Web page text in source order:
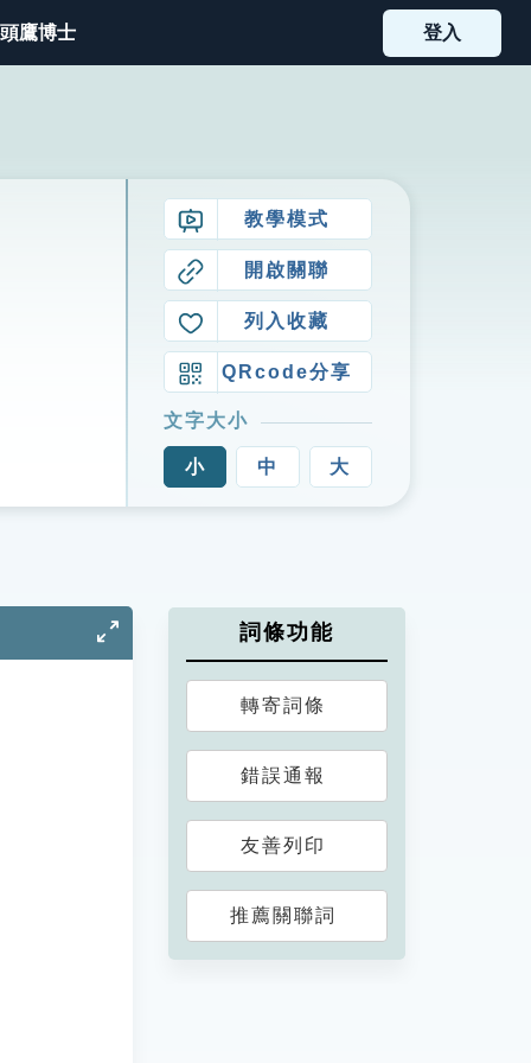
鷹博士 登入
教學模式
開啟關聯
列入收藏
QRcode分享
文字大小
小 中 大
詞條功能
轉寄詞條
錯誤通報
友善列印
推薦關聯詞